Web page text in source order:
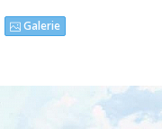
Galerie